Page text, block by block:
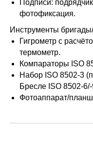
Подписи:
фотофиксация.
Инструменты
Гигрометр с
термометр.
Компараторы ISO
Набор ISO 8502-3
Бресле ISO 8502-6/-
Фотоаппарат/